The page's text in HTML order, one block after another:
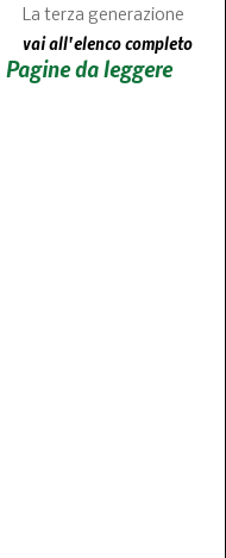
La terza generazione
vai all'elenco completo
Pagine da leggere